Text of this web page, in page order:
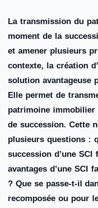
La transmission du
moment de la
et amener plusieurs
contexte, la création
solution avantageuse
Elle permet de
patrimoine
de succession. Cette
plusieurs questions :
succession d’une
avantages d’une SCI
? Que se passe-t-il
recomposée ou pour